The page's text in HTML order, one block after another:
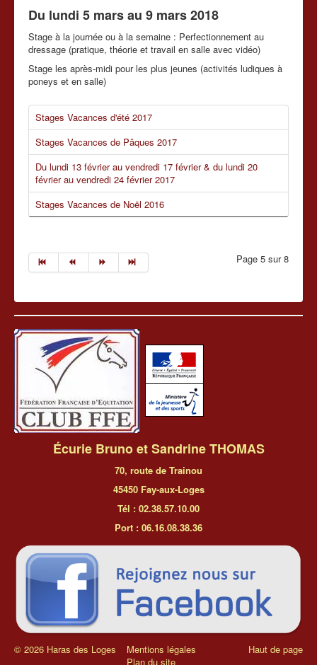
Du lundi 5 mars au 9 mars 2018
Stage à la journée ou à la semaine : Perfectionnement au
dressage (pratique, théorie et travail en salle avec vidéo)
Stage les après-midi pour les plus jeunes (activités ludiques à
poneys et en salle)
Stages Vacances d'été 2017
Stages Vacances de Pâques 2017
Du lundi 13 février au vendredi 17 février & du lundi 20
février au vendredi 24 février 2017
Stages Vacances de Noël 2016
Page 5 sur 8
Écurie Bruno et Sandrine THOMAS
70, route de Trainou
45450 Fay-aux-Loges
Tél : 02.38.57.10.00
Port : 06.16.08.38.36
© 2026 Haras des Loges
Mentions légales
Plan du site
Haut de page